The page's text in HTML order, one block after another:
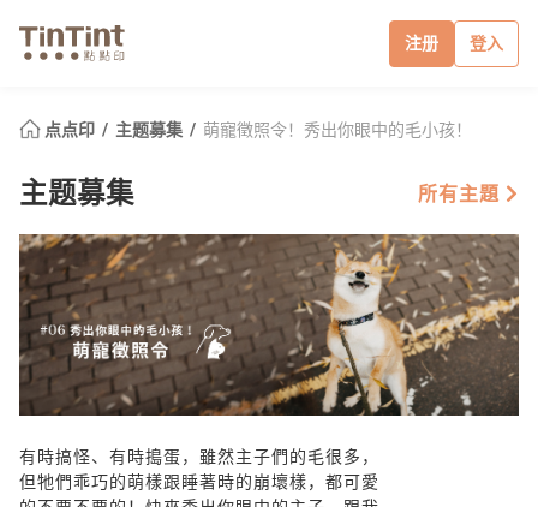
注册 登入
点点印 主题募集 萌寵徵照令！秀出你眼中的毛小孩！
主题募集 所有主題
有時搞怪、有時搗蛋，雖然主子們的毛很多，
但牠們乖巧的萌樣跟睡著時的崩壞樣，都可愛